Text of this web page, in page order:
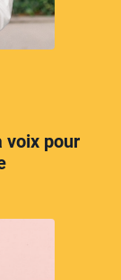
voix pour